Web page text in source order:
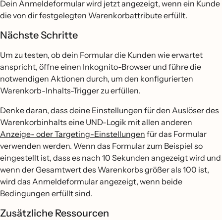
Dein Anmeldeformular wird jetzt angezeigt, wenn ein Kunde
die von dir festgelegten Warenkorbattribute erfüllt.
Nächste Schritte
Um zu testen, ob dein Formular die Kunden wie erwartet
anspricht, öffne einen Inkognito-Browser und führe die
notwendigen Aktionen durch, um den konfigurierten
Warenkorb-Inhalts-Trigger zu erfüllen.
Denke daran, dass deine Einstellungen für den Auslöser des
Warenkorbinhalts eine UND-Logik mit allen anderen
Anzeige- oder Targeting-Einstellungen für das Formular
verwenden werden. Wenn das Formular zum Beispiel so
eingestellt ist, dass es nach 10 Sekunden angezeigt wird und
wenn der Gesamtwert des Warenkorbs größer als 100 ist,
wird das Anmeldeformular angezeigt, wenn beide
Bedingungen erfüllt sind.
Zusätzliche Ressourcen